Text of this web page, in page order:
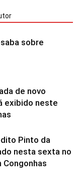
sobre
de novo
exibido neste
Pinto da
nesta sexta no
Congonhas